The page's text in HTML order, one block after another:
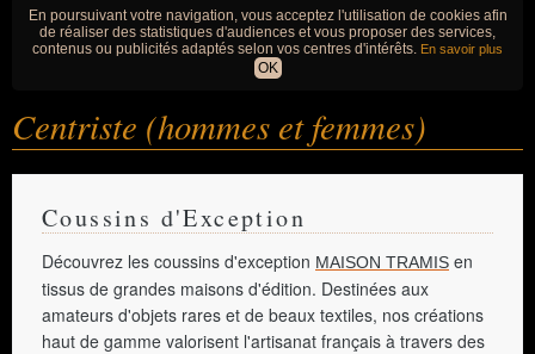
En poursuivant votre navigation, vous acceptez l'utilisation de cookies afin
de réaliser des statistiques d'audiences et vous proposer des services,
contenus ou publicités adaptés selon vos centres d'intérêts. En savoir plus
OK
Centriste (hommes et femmes)
Coussins d'Exception
Découvrez les coussins d'exception MAISON TRAMIS en
tissus de grandes maisons d'édition. Destinées aux
amateurs d'objets rares et de beaux textiles, nos créations
haut de gamme valorisent l'artisanat français à travers des